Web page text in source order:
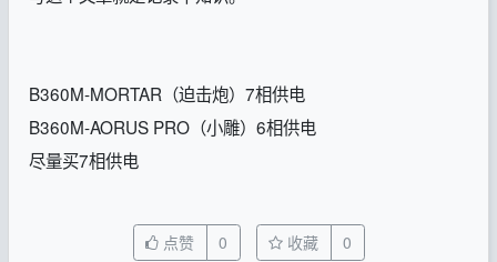
B360M-MORTAR（迫击炮） 7相供电
B360M-AORUS PRO（小雕） 6相供电
尽量买7相供电
点赞 0 收藏 0